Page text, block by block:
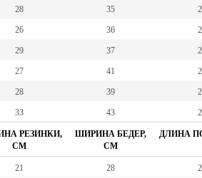
28 35
26 36
29 37
27 41
28 39
33 43
РЕЗИНКИ,
СМ
ШИРИНА БЕДЕР,
СМ
ДЛИНА
21 28